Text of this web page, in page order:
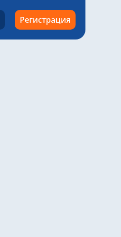
Регистрация